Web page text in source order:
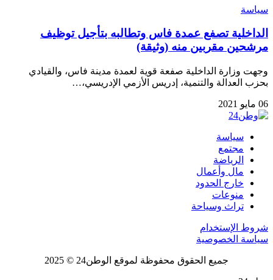
سياسة
الداخلية تصفع عمدة فاس وتطالبه بتأجيل توظيف
مرشحين مقربين منه (وثيقة)
وجهت وزارة الداخلية صفعة قوية لعمدة مدينة فاس، والقيادي
بحزب العدالة والتنمية، إدريس الأزمي الإدريسي،…
06 مايو 2021
سياسة
مجتمع
الرياضة
مال وأعمال
خارج الحدود
منوعات
تراث وسياحة
شروط الإستخدام
سياسة الخصوصية
جميع الحقوق محفوظة لموقع الوطن24 © 2025